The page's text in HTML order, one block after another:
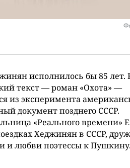
исполнилось бы 85 лет.
текст — роман «Охота» —
из эксперимента
документ позднего СССР.
«Реального времени»
Хеджинян в СССР,
и любви поэтессы к Пушкину.